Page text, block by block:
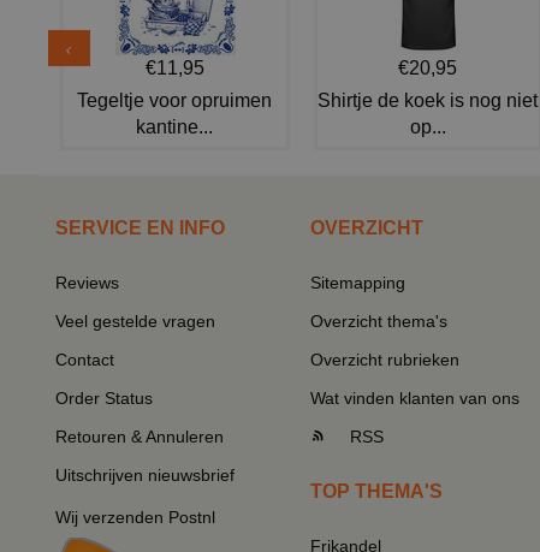
€11,95
Tegeltje voor opruimen
kantine...
€20,95
Shirtje de koek is nog niet
op...
SERVICE EN INFO
Reviews
Veel gestelde vragen
Contact
Order Status
Retouren & Annuleren
Uitschrijven nieuwsbrief
Wij verzenden Postnl
OVERZICHT
Sitemapping
Overzicht thema's
Overzicht rubrieken
Wat vinden klanten van ons
RSS
TOP THEMA'S
Frikandel